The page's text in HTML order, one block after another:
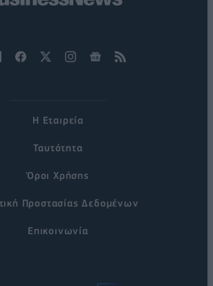
Η Εταιρεία
Ταυτότητα
Όροι Χρήσης
Προστασίας Δεδομένων
Επικοινωνία